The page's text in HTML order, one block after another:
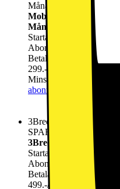
Månader
Mobilt Bredband
Månader
Startavgift
Abonnemang
299.-
Betala nu
299.-/mån
Minsta totala kostnad
abonnemang
3Bredband Max 1000
SPARA 1500:- Vid köp
3Bredband Max 1000
Startavgift
Abonnemang
499.-
Betala nu
499.-/mån